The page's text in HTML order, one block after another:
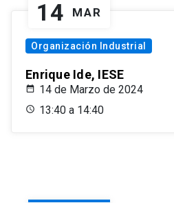
14 MAR
Organización Industrial
Enrique Ide, IESE
14 de Marzo de 2024
13:40 a 14:40